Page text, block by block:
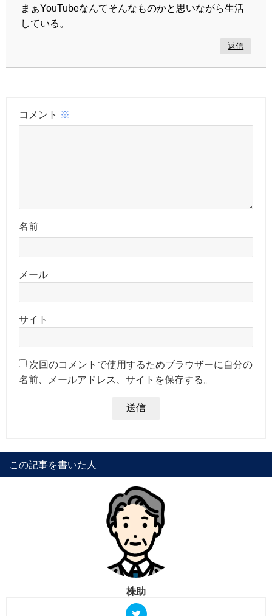
まぁYouTubeなんてそんなものかと思いながら生活
している。
返信
コメント ※
名前
メール
サイト
次回のコメントで使用するためブラウザーに自分の
名前、メールアドレス、サイトを保存する。
この記事を書いた人
株助